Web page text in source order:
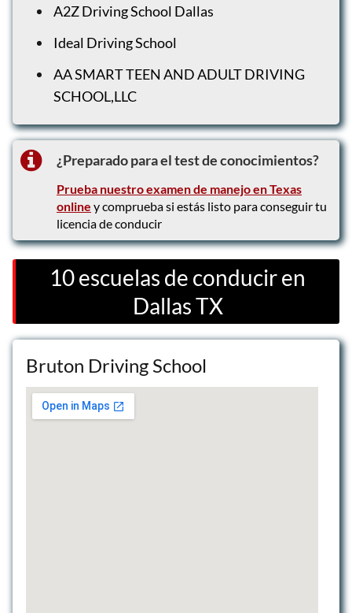
A2Z Driving School Dallas
Ideal Driving School
AA SMART TEEN AND ADULT DRIVING
SCHOOL,LLC
¿Preparado para el test de conocimientos?
Prueba nuestro examen de manejo en Texas
online y comprueba si estás listo para conseguir tu
licencia de conducir
10 escuelas de conducir en
Dallas TX
Bruton Driving School